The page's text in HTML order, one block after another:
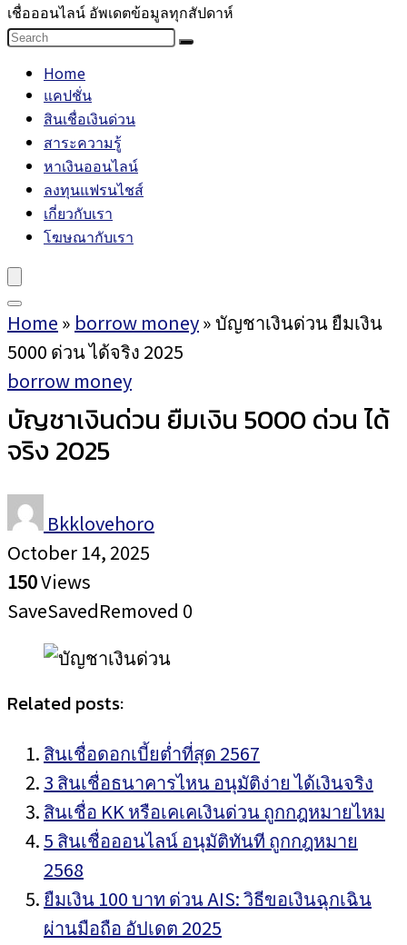
เชื่อออนไลน์ อัพเดตข้อมูลทุกสัปดาห์
Home
แคปชั่น
สินเชื่อเงินด่วน
สาระความรู้
หาเงินออนไลน์
ลงทุนแฟรนไชส์
เกี่ยวกับเรา
โฆษณากับเรา
Home » borrow money»บัญชาเงินด่วน ยืมเงิน
5000 ด่วน ได้จริง 2025
borrow money
บัญชาเงินด่วน ยืมเงิน 5000 ด่วน ได้
จริง 2025
Bkklovehoro
October 14, 2025
150Views
SaveSavedRemoved 0
Related posts:
สินเชื่อดอกเบี้ยต่ำที่สุด 2567
3 สินเชื่อธนาคารไหน อนุมัติง่าย ได้เงินจริง
สินเชื่อ KK หรือเคเคเงินด่วน ถูกกฎหมายไหม
5 สินเชื่อออนไลน์ อนุมัติทันที ถูกกฎหมาย
2568
ยืมเงิน 100 บาท ด่วน AIS: วิธีขอเงินฉุกเฉิน
ผ่านมือถือ อัปเดต 2025